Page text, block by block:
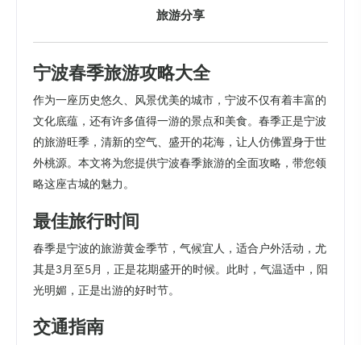
旅游分享
宁波春季旅游攻略大全
作为一座历史悠久、风景优美的城市，宁波不仅有着丰富的
文化底蕴，还有许多值得一游的景点和美食。春季正是宁波
的旅游旺季，清新的空气、盛开的花海，让人仿佛置身于世
外桃源。本文将为您提供宁波春季旅游的全面攻略，带您领
略这座古城的魅力。
最佳旅行时间
春季是宁波的旅游黄金季节，气候宜人，适合户外活动，尤
其是3月至5月，正是花期盛开的时候。此时，气温适中，阳
光明媚，正是出游的好时节。
交通指南